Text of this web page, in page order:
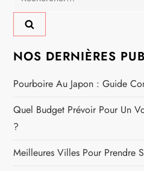
NOS DERNIÈRES
Pourboire Au Japon : Guide
Quel Budget Prévoir Pour Un
?
Meilleures Villes Pour Prendre